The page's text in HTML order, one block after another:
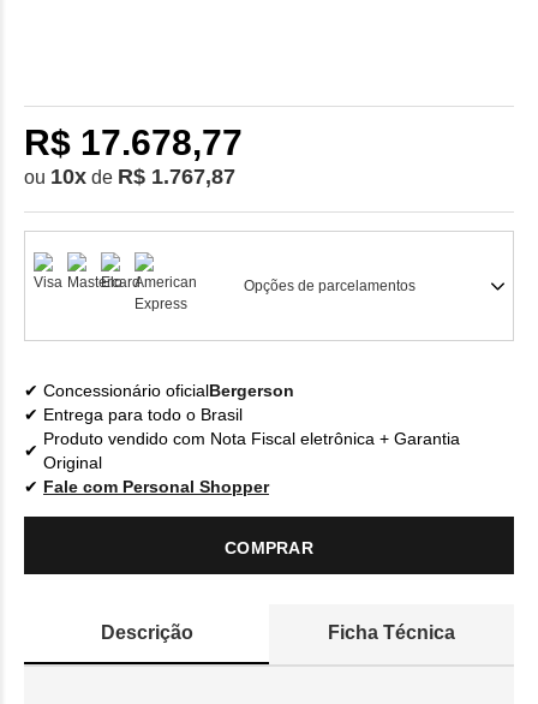
R$ 17.678,77
ou 10x de R$ 1.767,87
Opções de parcelamentos
Concessionário oficialBergerson
Entrega para todo o Brasil
Produto vendido com Nota Fiscal eletrônica + Garantia
Original
Fale com Personal Shopper
COMPRAR
Descrição Ficha Técnica